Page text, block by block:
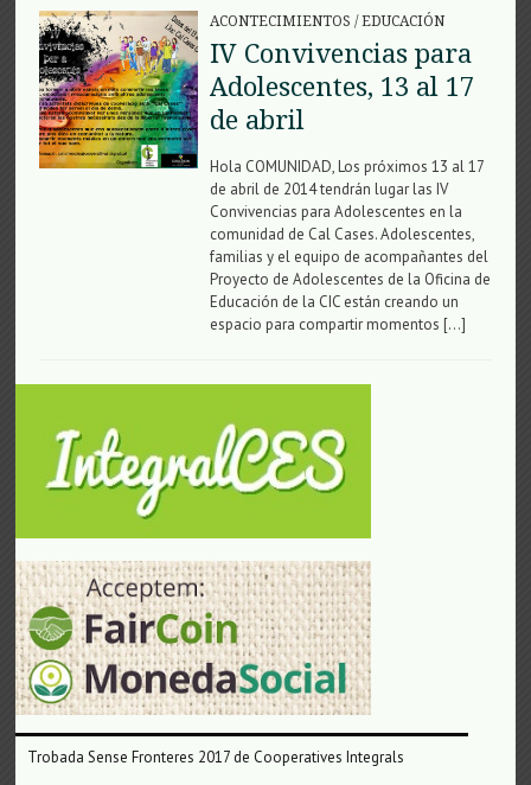
ACONTECIMIENTOS /EDUCACIÓN
IV Convivencias para
Adolescentes, 13 al 17
de abril
Hola COMUNIDAD, Los próximos 13 al 17
de abril de 2014 tendrán lugar las IV
Convivencias para Adolescentes en la
comunidad de Cal Cases. Adolescentes,
familias y el equipo de acompañantes del
Proyecto de Adolescentes de la Oficina de
Educación de la CIC están creando un
espacio para compartir momentos […]
Trobada Sense Fronteres 2017 de Cooperatives Integrals